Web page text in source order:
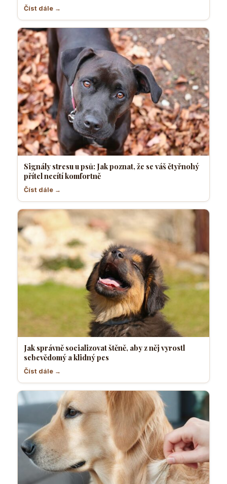
Číst dále →
Signály stresu u psů: Jak poznat, že se váš čtyřnohý
přítel necítí komfortně
Číst dále →
Jak správně socializovat štěně, aby z něj vyrostl
sebevědomý a klidný pes
Číst dále →